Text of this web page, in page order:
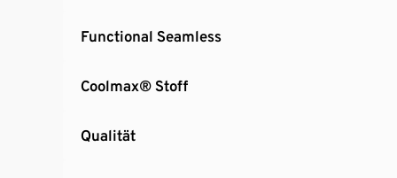
Functional Seamless
Coolmax® Stoff
Qualität